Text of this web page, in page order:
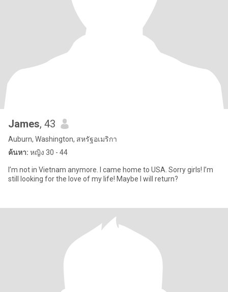
James, 43
Auburn, Washington, สหรัฐอเมริกา
ค้นหา: หญิง 30 - 44
I’m not in Vietnam anymore. I came home to USA. Sorry girls! I’m
still looking for the love of my life! Maybe I will return?